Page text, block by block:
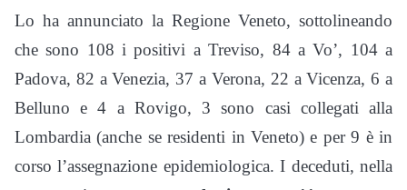
Lo ha annunciato la Regione Veneto, sottolineando
che sono 108 i positivi a Treviso, 84 a Vo’, 104 a
Padova, 82 a Venezia, 37 a Verona, 22 a Vicenza, 6 a
Belluno e 4 a Rovigo, 3 sono casi collegati alla
Lombardia (anche se residenti in Veneto) e per 9 è in
corso l’assegnazione epidemiologica. I deceduti, nella